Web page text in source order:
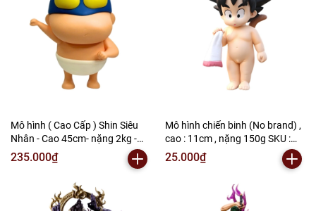
Mô hình ( Cao Cấp ) Shin Siêu
Nhân - Cao 45cm- nặng 2kg -
Figure Shin - SKU : SH898A (
VAT : 002-05-150 ) K156-T4-S3
235.000₫
Mô hình chiến binh (No brand) ,
cao : 11cm , nặng 150g SKU :
DB337 ( VAT : MH001-02 ) - C-2
25.000₫